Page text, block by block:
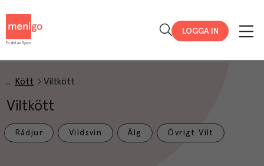
LOGGA IN
Kött Viltkött
Viltkött
Rådjur Vildsvin Älg Övrigt Vilt